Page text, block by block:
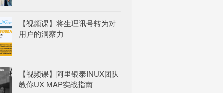
【视频课】将生理讯号转为对
用户的洞察力
【视频课】阿里银泰INUX团队
教你UX MAP实战指南